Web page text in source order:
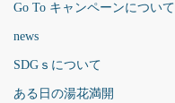
Go To キャンペーンについて
news
SDGｓについて
ある日の湯花満開